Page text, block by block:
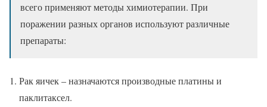
всего применяют методы химиотерапии. При
поражении разных органов используют различные
препараты:
Рак яичек – назначаются производные платины и
паклитаксел.